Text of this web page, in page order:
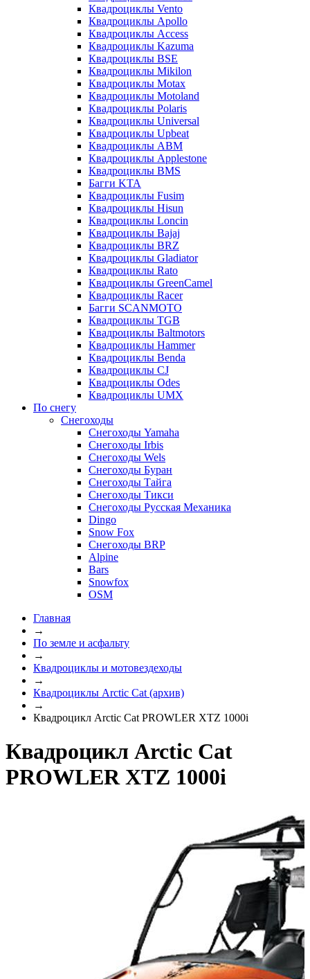
Квадроциклы Vento
Квадроциклы Apollo
Квадроциклы Access
Квадроциклы Kazuma
Квадроциклы BSE
Квадроциклы Mikilon
Квадроциклы Motax
Квадроциклы Motoland
Квадроциклы Polaris
Квадроциклы Universal
Квадроциклы Upbeat
Квадроциклы ABM
Квадроциклы Applestone
Квадроциклы BMS
Багги KTA
Квадроциклы Fusim
Квадроциклы Hisun
Квадроциклы Loncin
Квадроциклы Bajaj
Квадроциклы BRZ
Квадроциклы Gladiator
Квадроциклы Rato
Квадроциклы GreenCamel
Квадроциклы Racer
Багги SCANMOTO
Квадроциклы TGB
Квадроциклы Baltmotors
Квадроциклы Hammer
Квадроциклы Benda
Квадроциклы CJ
Квадроциклы Odes
Квадроциклы UMX
По снегу
Снегоходы
Снегоходы Yamaha
Снегоходы Irbis
Снегоходы Wels
Снегоходы Буран
Снегоходы Тайга
Снегоходы Тикси
Снегоходы Русская Механика
Dingo
Snow Fox
Снегоходы BRP
Alpine
Bars
Snowfox
OSM
Главная
→
По земле и асфальту
→
Квадроциклы и мотовездеходы
→
Квадроциклы Arctic Cat (архив)
→
Квадроцикл Arctic Cat PROWLER XTZ 1000i
Квадроцикл Arctic Cat
PROWLER XTZ 1000i